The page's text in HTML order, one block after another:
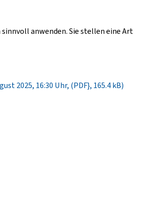
anwenden. Sie stellen eine Art
2025, 16:30 Uhr, (PDF}, 165.4 kB)